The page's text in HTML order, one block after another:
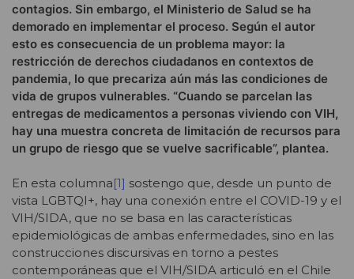
contagios. Sin embargo, el Ministerio de Salud se ha
demorado en implementar el proceso. Según el autor
esto es consecuencia de un problema mayor: la
restricción de derechos ciudadanos en contextos de
pandemia, lo que precariza aún más las condiciones de
vida de grupos vulnerables. “Cuando se parcelan las
entregas de medicamentos a personas viviendo con VIH,
hay una muestra concreta de limitación de recursos para
un grupo de riesgo que se vuelve sacrificable”, plantea.
En esta columna[1] sostengo que, desde un punto de
vista LGBTQI+, hay una conexión entre el COVID-19 y el
VIH/SIDA, que no se basa en las características
epidemiológicas de ambas enfermedades, sino en las
construcciones discursivas en torno a pestes
contemporáneas que el VIH/SIDA articuló en el Chile